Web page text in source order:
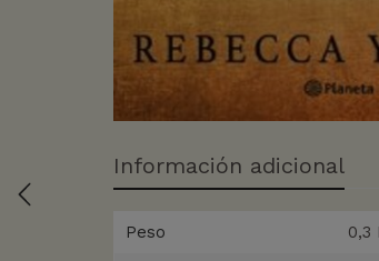
Información adicional
Peso 0,3